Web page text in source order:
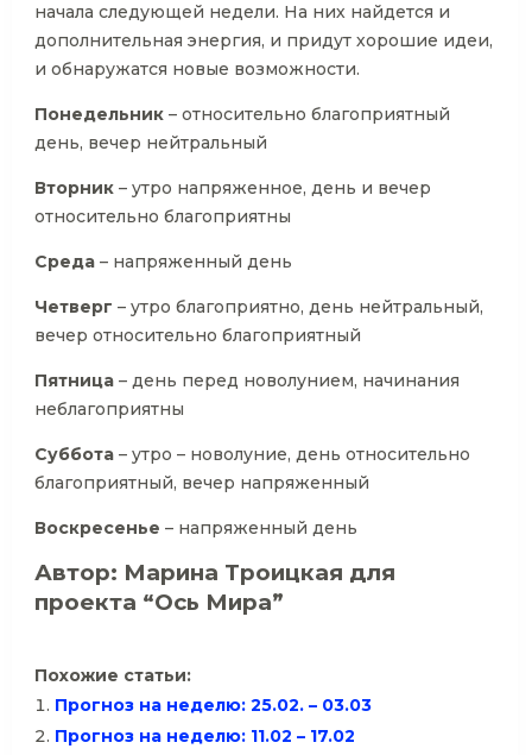
начала следующей недели. На них найдется и
дополнительная энергия, и придут хорошие идеи,
и обнаружатся новые возможности.
Понедельник – относительно благоприятный
день, вечер нейтральный
Вторник – утро напряженное, день и вечер
относительно благоприятны
Среда – напряженный день
Четверг – утро благоприятно, день нейтральный,
вечер относительно благоприятный
Пятница – день перед новолунием, начинания
неблагоприятны
Суббота – утро – новолуние, день относительно
благоприятный, вечер напряженный
Воскресенье – напряженный день
Автор: Марина Троицкая для
проекта “Ось Мира”
Похожие статьи:
Прогноз на неделю: 25.02. – 03.03
Прогноз на неделю: 11.02 – 17.02